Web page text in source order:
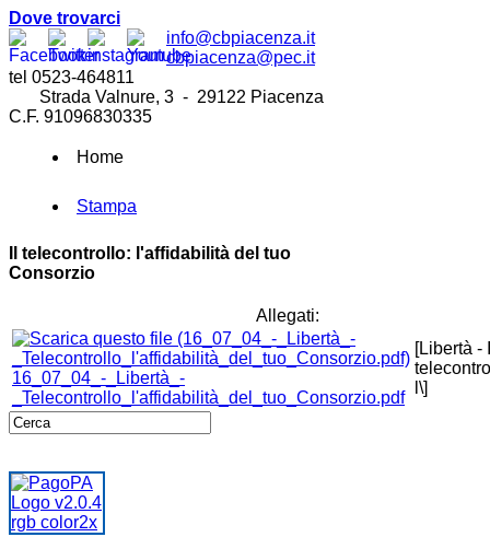
Dove trovarci
info@cbpiacenza.it
cbpiacenza@pec.it
tel 0523-464811
Strada Valnure, 3 - 29122 Piacenza
C.F. 91096830335
Home
Stampa
Il telecontrollo: l'affidabilità del tuo
Consorzio
Allegati:
16_07_04_-_Libertà_-
_Telecontrollo_l'affidabilità_del_tuo_Consorzio.pdf
[Libertà -
l\]